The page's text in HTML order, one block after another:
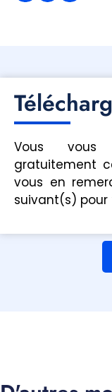
Vous vous
gratuitement
vous en
suivant(s) pour